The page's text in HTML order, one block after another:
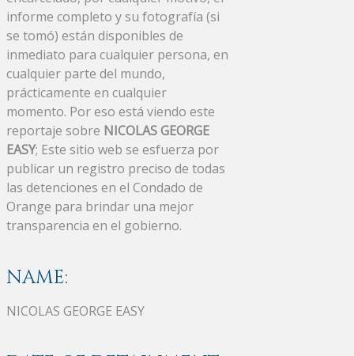
informe completo y su fotografía (si
se tomó) están disponibles de
inmediato para cualquier persona, en
cualquier parte del mundo,
prácticamente en cualquier
momento. Por eso está viendo este
reportaje sobre NICOLAS GEORGE
EASY; Este sitio web se esfuerza por
publicar un registro preciso de todas
las detenciones en el Condado de
Orange para brindar una mejor
transparencia en el gobierno.
NAME:
NICOLAS GEORGE EASY